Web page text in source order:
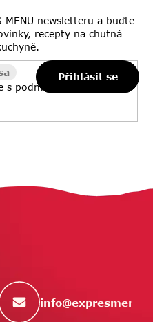
MENU newsletteru a buďte
recepty na chutná
s podmínkami ochrany
Přihlásit se
info@